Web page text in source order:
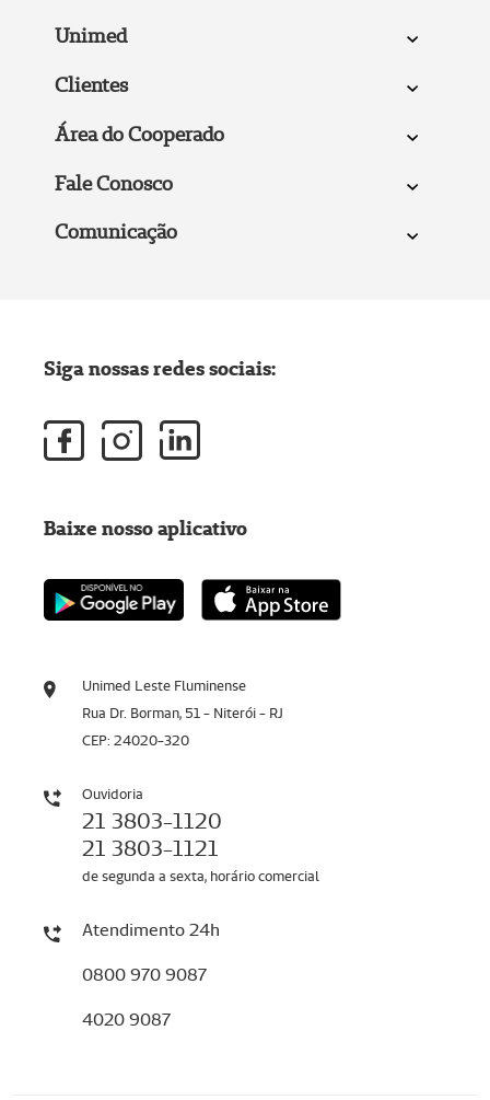
Unimed
Clientes
Área do Cooperado
Fale Conosco
Comunicação
Unimed Leste Fluminense
Rua Dr. Borman, 51 - Niterói - RJ
CEP: 24020-320
Ouvidoria
21 3803-1120
21 3803-1121
de segunda a sexta, horário comercial
Atendimento 24h
0800 970 9087
4020 9087
Siga nossas redes sociais:
Baixe nosso aplicativo